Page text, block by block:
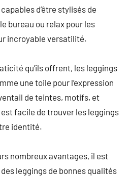
d’être stylisés de
bureau ou relax pour les
incroyable versatilité.
qu’ils offrent, les leggings
une toile pour l’expression
de teintes, motifs, et
facile de trouver les leggings
identité.
nombreux avantages, il est
leggings de bonnes qualités